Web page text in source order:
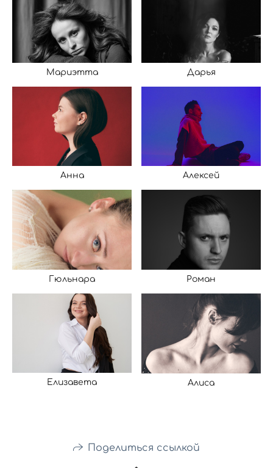
Мариэтта Дарья
Анна Алексей
Гюльнара Роман
Елизавета Алиса
Поделиться ссылкой